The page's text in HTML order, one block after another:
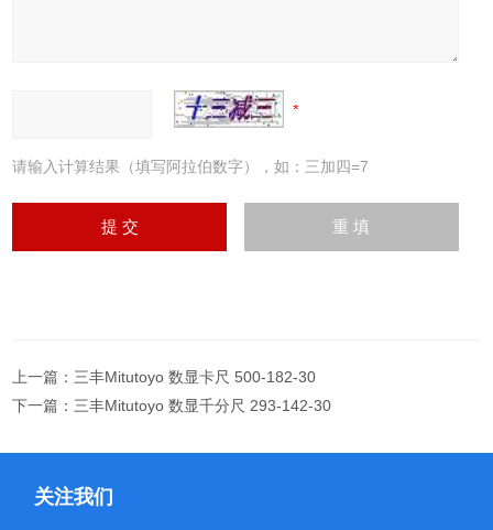
请输入计算结果（填写阿拉伯数字），如：三加四=7
上一篇：三丰Mitutoyo 数显卡尺 500-182-30
下一篇：三丰Mitutoyo 数显千分尺 293-142-30
关注我们